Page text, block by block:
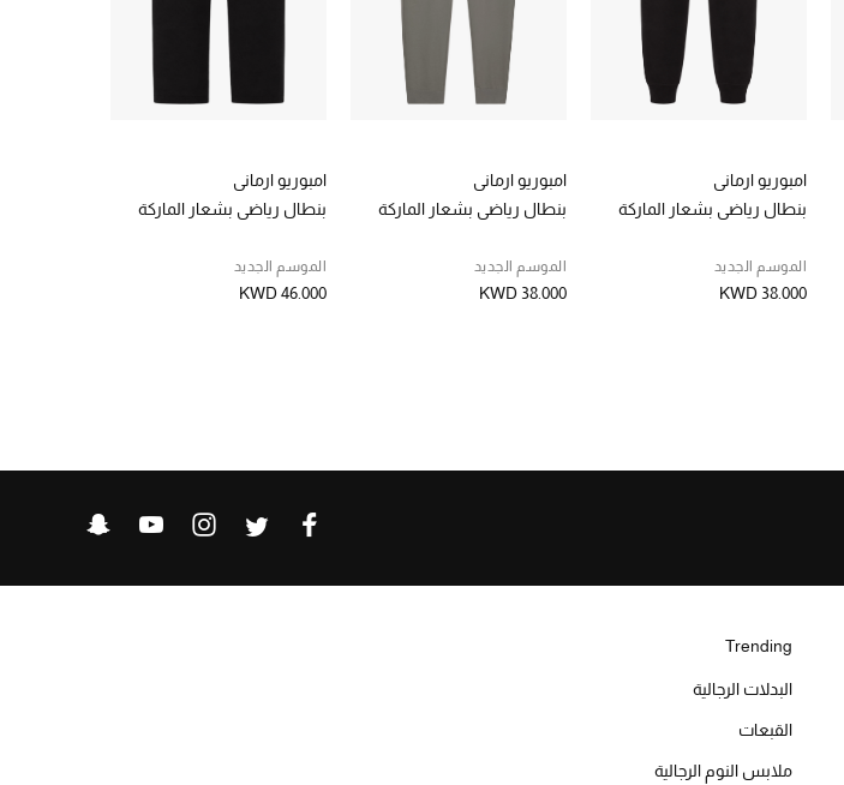
امبوريو ارماني
بنطال رياضي بشعار الماركة
الموسم الجديد
KWD 38.000
امبوريو ارماني
بنطال رياضي بشعار الماركة
الموسم الجديد
KWD 38.000
امبوريو ارماني
بنطال رياضي بشعار الماركة
الموسم الجديد
KWD 46.000
Trending
البدلات الرجالية
القبعات
ملابس النوم الرجالية